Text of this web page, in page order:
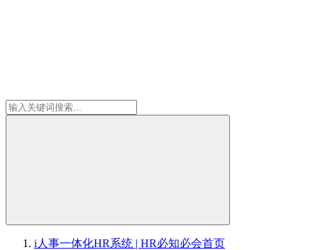
i人事一体化HR系统 | HR必知必会首页